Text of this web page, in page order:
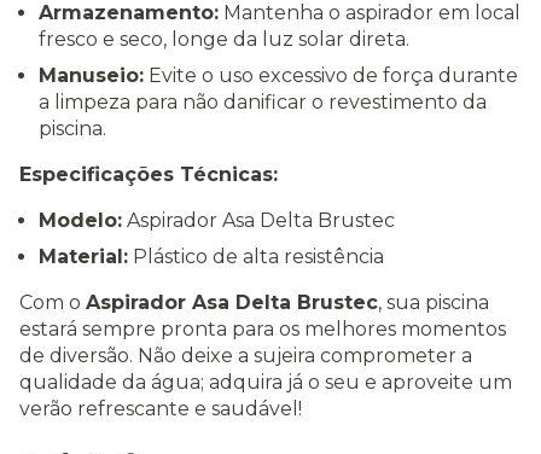
Armazenamento: Mantenha o aspirador em local
fresco e seco, longe da luz solar direta.
Manuseio: Evite o uso excessivo de força durante
a limpeza para não danificar o revestimento da
piscina.
Especificações Técnicas:
Modelo: Aspirador Asa Delta Brustec
Material: Plástico de alta resistência
Com o Aspirador Asa Delta Brustec, sua piscina
estará sempre pronta para os melhores momentos
de diversão. Não deixe a sujeira comprometer a
qualidade da água; adquira já o seu e aproveite um
verão refrescante e saudável!